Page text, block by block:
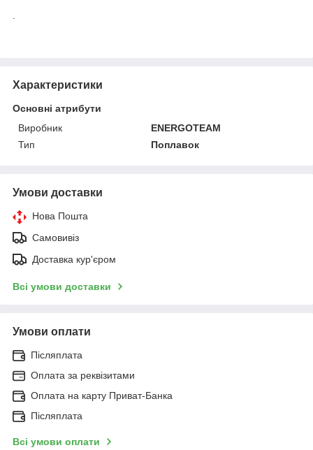
Характеристики
Основні атрибути
Виробник
ENERGOTEAM
Тип
Поплавок
Умови доставки
Нова Пошта
Самовивіз
Доставка кур'єром
Всі умови доставки
Умови оплати
Післяплата
Оплата за реквізитами
Оплата на карту Приват-Банка
Післяплата
Всі умови оплати